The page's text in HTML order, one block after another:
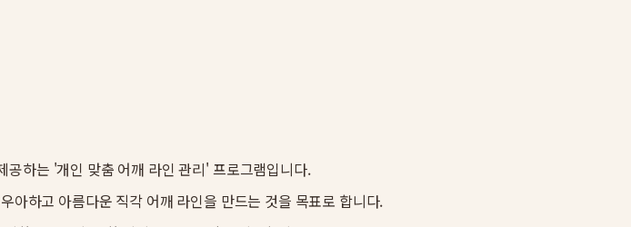
하는 '개인 맞춤 어깨 라인 관리' 프로그램입니다.
하고 아름다운 직각 어깨 라인을 만드는 것을 목표로 합니다.